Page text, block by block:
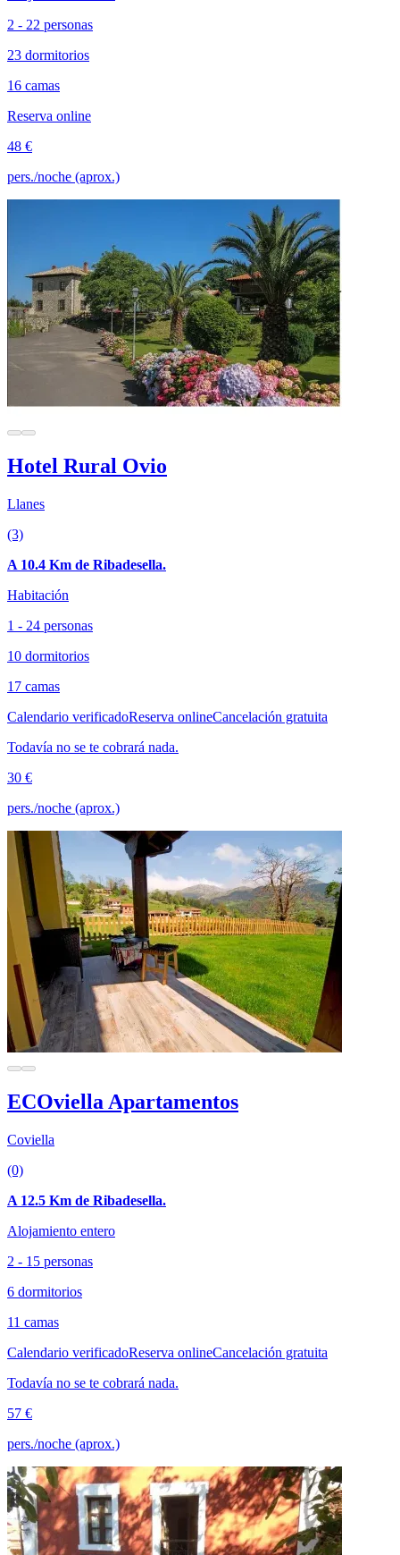
2 - 22 personas
23 dormitorios
16 camas
Reserva online
48 €
pers./noche (aprox.)
Hotel Rural Ovio
Llanes
(3)
A 10.4 Km de Ribadesella.
Habitación
1 - 24 personas
10 dormitorios
17 camas
Calendario verificadoReserva onlineCancelación gratuita
Todavía no se te cobrará nada.
30 €
pers./noche (aprox.)
ECOviella Apartamentos
Coviella
(0)
A 12.5 Km de Ribadesella.
Alojamiento entero
2 - 15 personas
6 dormitorios
11 camas
Calendario verificadoReserva onlineCancelación gratuita
Todavía no se te cobrará nada.
57 €
pers./noche (aprox.)